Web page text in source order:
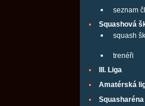
seznam
Squashová
squash
trenéři
III. Liga
Amatérská
Squasharéna